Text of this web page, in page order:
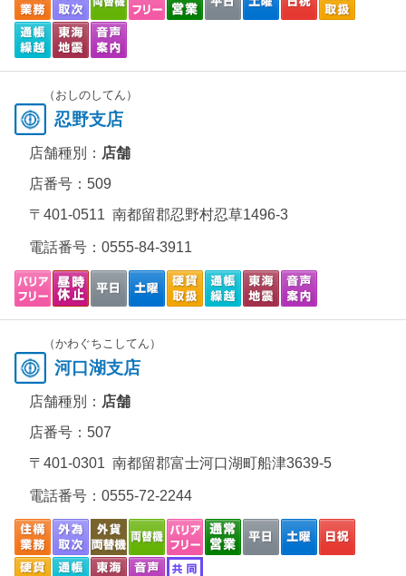
（おしのしてん）
忍野支店
店舗種別： 店舗
店番号：509
〒401-0511 南都留郡忍野村忍草1496-3
電話番号： 0555-84-3911
（かわぐちこしてん）
河口湖支店
店舗種別： 店舗
店番号：507
〒401-0301 南都留郡富士河口湖町船津3639-5
電話番号： 0555-72-2244